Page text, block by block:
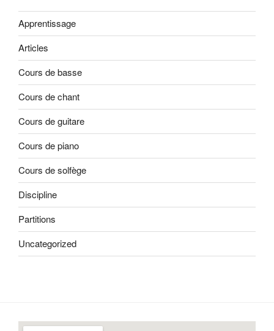
Apprentissage
Articles
Cours de basse
Cours de chant
Cours de guitare
Cours de piano
Cours de solfège
Discipline
Partitions
Uncategorized